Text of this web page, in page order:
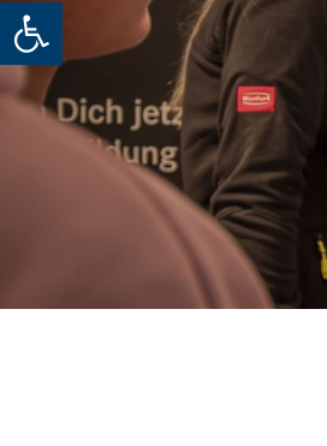
Werkzeugleiste öffnen